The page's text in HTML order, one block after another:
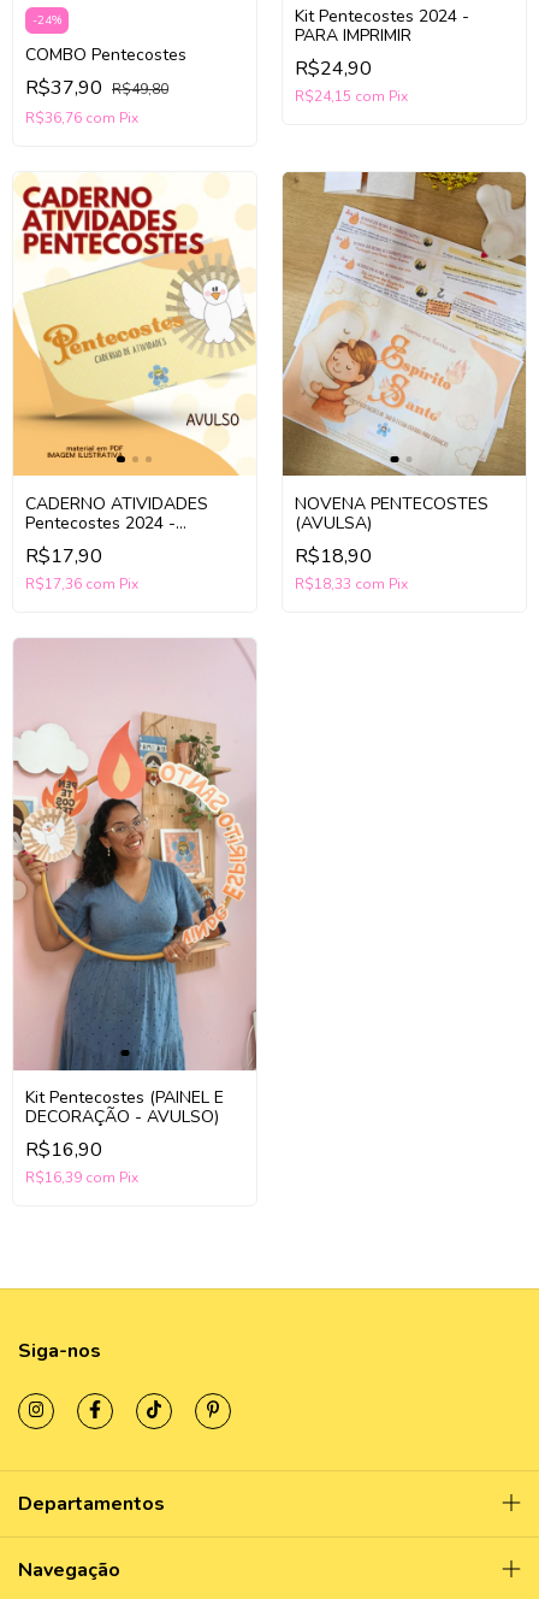
-24%
COMBO Pentecostes
R$37,90 R$49,80
R$36,76 com Pix
Kit Pentecostes 2024 -
PARA IMPRIMIR
R$24,90
R$24,15 com Pix
CADERNO ATIVIDADES
Pentecostes 2024 -
AVULSO
R$17,90
R$17,36 com Pix
NOVENA PENTECOSTES
(AVULSA)
R$18,90
R$18,33 com Pix
Kit Pentecostes (PAINEL E
DECORAÇÃO - AVULSO)
R$16,90
R$16,39 com Pix
Siga-nos
Departamentos
Navegação